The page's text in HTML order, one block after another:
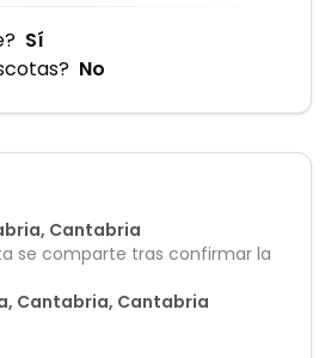
Sí
No
, Cantabria
se comparte tras confirmar la
Cantabria, Cantabria